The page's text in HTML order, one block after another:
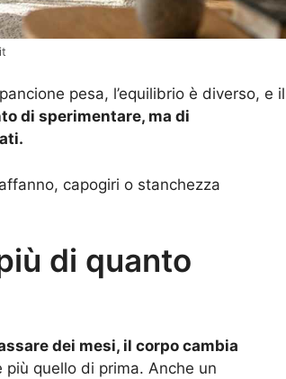
pesa, l’equilibrio è diverso, e il
di sperimentare, ma di
capogiri o stanchezza
di quanto
dei mesi, il corpo cambia
più quello di prima. Anche un